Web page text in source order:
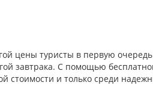
цены туристы в первую
завтрака. С помощью
стоимости и только среди